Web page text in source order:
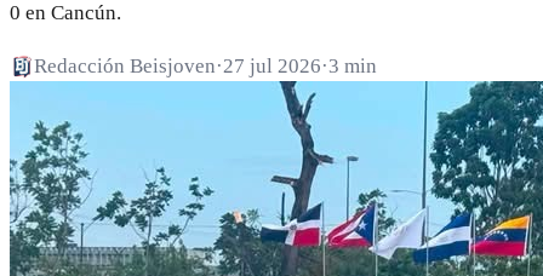
0 en Cancún.
Redacción Beisjoven·27 jul 2026·3 min